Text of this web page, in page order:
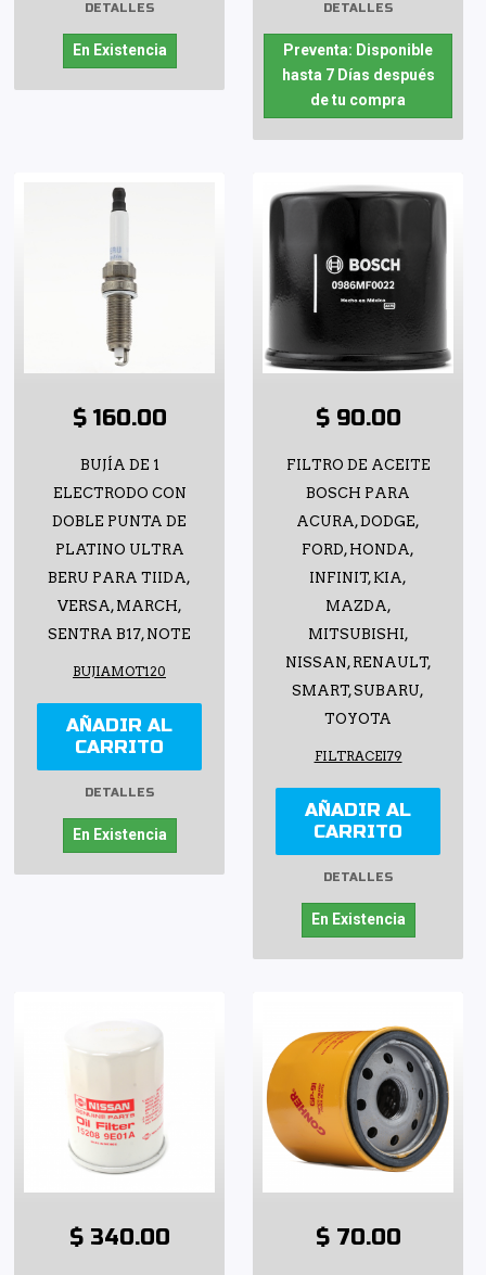
DETALLES
En Existencia
DETALLES
Preventa: Disponible
hasta 7 Días después
de tu compra
$ 160.00
BUJÍA DE 1
ELECTRODO CON
DOBLE PUNTA DE
PLATINO ULTRA
BERU PARA TIIDA,
VERSA, MARCH,
SENTRA B17, NOTE
BUJIAMOT120
AÑADIR AL
CARRITO
DETALLES
En Existencia
$ 90.00
FILTRO DE ACEITE
BOSCH PARA
ACURA, DODGE,
FORD, HONDA,
INFINIT, KIA,
MAZDA,
MITSUBISHI,
NISSAN, RENAULT,
SMART, SUBARU,
TOYOTA
FILTRACEI79
AÑADIR AL
CARRITO
DETALLES
En Existencia
$ 340.00 $ 70.00